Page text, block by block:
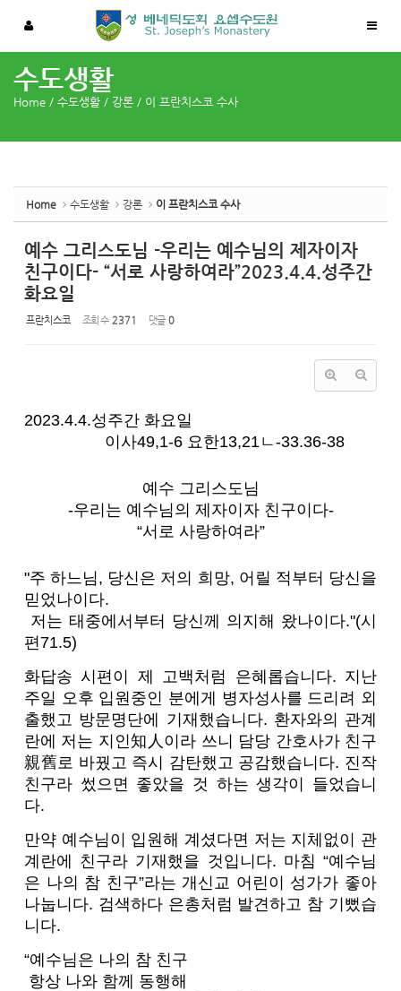
수도생활
Home / 수도생활 / 강론 / 이 프란치스코 수사
Home 수도생활 강론 이 프란치스코 수사
예수 그리스도님 -우리는 예수님의 제자이자
친구이다- “서로 사랑하여라”2023.4.4.성주간
화요일
프란치스코 조회 수 2371 댓글 0
2023.4.4.성주간 화요일
이사49,1-6 요한13,21ㄴ-33.36-38
예수 그리스도님
-우리는 예수님의 제자이자 친구이다-
“서로 사랑하여라”
"주 하느님, 당신은 저의 희망, 어릴 적부터 당신을
믿었나이다.
저는 태중에서부터 당신께 의지해 왔나이다."(시
편71.5)
화답송 시편이 제 고백처럼 은혜롭습니다. 지난
주일 오후 입원중인 분에게 병자성사를 드리려 외
출했고 방문명단에 기재했습니다. 환자와의 관계
란에 저는 지인知人이라 쓰니 담당 간호사가 친구
親舊로 바꿨고 즉시 감탄했고 공감했습니다. 진작
친구라 썼으면 좋았을 것 하는 생각이 들었습니
다.
만약 예수님이 입원해 계셨다면 저는 지체없이 관
계란에 친구라 기재했을 것입니다. 마침 “예수님
은 나의 참 친구”라는 개신교 어린이 성가가 좋아
나눕니다. 검색하다 은총처럼 발견하고 참 기뻤습
니다.
“예수님은 나의 참 친구
항상 나와 함께 동행해